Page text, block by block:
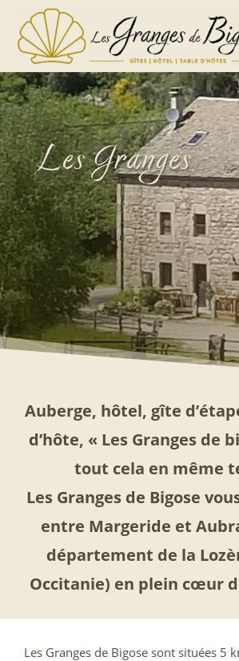
Les Granges
Auberge, hôtel, gîte
d’hôte, « Les Granges de
tout cela en même
Les Granges de Bigose
entre Margeride et
département de la
Occitanie) en plein cœur
Les Granges de Bigose sont situées 5